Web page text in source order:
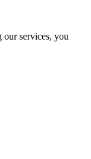
our services, you